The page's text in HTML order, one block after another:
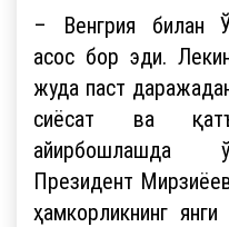
– Венгрия билан
асос бор эди.
жуда паст
сиёсат ва
айирбошлашда
Президент
ҳамкорликнинг